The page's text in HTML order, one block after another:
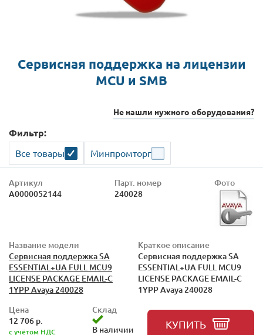
Сервисная поддержка на лицензии
MCU и SMB
Не нашли нужного оборудования?
Фильтр:
Все товары Минпромторг
Артикул
А0000052144
Парт. номер
240028
Фото
Название модели
Сервисная поддержка SA
ESSENTIAL+UA FULL MCU9
LICENSE PACKAGE EMAIL-C
1YPP Avaya 240028
Краткое описание
Сервисная поддержка SA
ESSENTIAL+UA FULL MCU9
LICENSE PACKAGE EMAIL-C
1YPP Avaya 240028
Цена
12 706 р.
с учётом НДС
Склад
В наличии
КУПИТЬ